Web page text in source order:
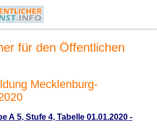
für den Öffentlichen
Mecklenburg-
A 5, Stufe 4, Tabelle 01.01.2020 -